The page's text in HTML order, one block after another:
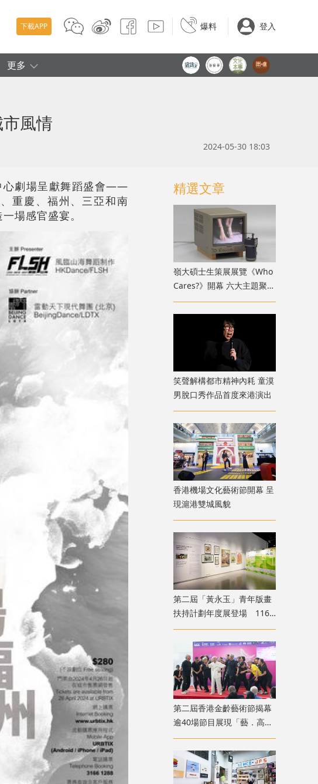
下載APP 爆料 登入
更多
風情
2024-05-30 18:03
心劇場呈獻舞蹈盛會——
重慶、福州、三亞和南
場感官盛宴。
精選文章
嶺大碩士生策展展覽《Who
Cares?》開幕 六大主題聚焦
新一代策展人多元關懷視野
笑聲解構都市精神內耗 童漠
男脫口秀作品首度來港演出
香港機場文化藝術節開幕 呈
現滬港雙城風貌
第二屆「黃永玉」青年版畫
扶持計劃年度展登場 116
位青年創作者共展版畫新貌
第二屆香港金齡藝術節揭幕
逾40場節目展現「藝．高齡
膽大」生命力